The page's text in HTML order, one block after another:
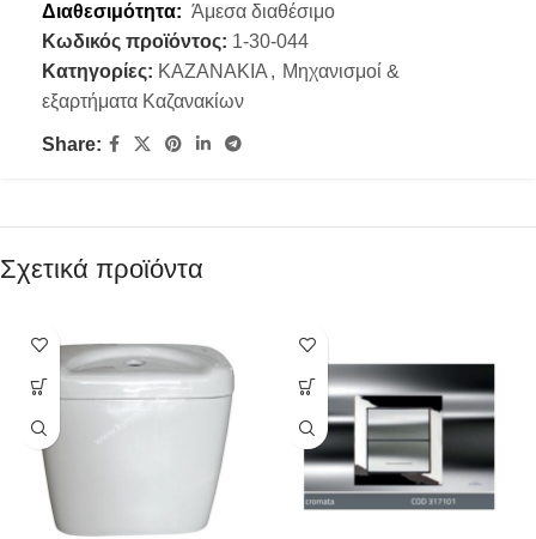
Διαθεσιμότητα: Άμεσα διαθέσιμο
Κωδικός προϊόντος: 1-30-044
Κατηγορίες: ΚΑΖΑΝΑΚΙΑ , Μηχανισμοί &
εξαρτήματα Καζανακίων
Share:
Σχετικά προϊόντα